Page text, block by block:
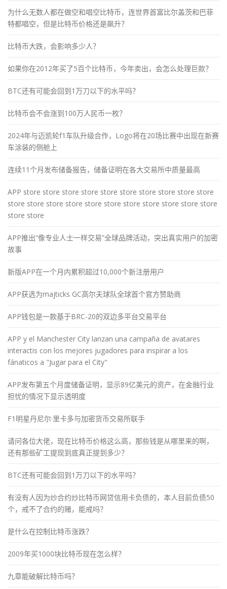
为什么无数人都在做空和唱空比特币，连世界首富比尔盖茨和巴菲
特都唱空，但是比特币价格还是飙升？
比特币大跌，会影响多少人？
如果你在2012年买了5百个比特币，今年卖出，会怎么处理巨款？
BTC还有可能会回到1万刀以下的水平吗？
比特币会不会涨到100万人民币一枚？
2024年与迈凯轮f1车队升级合作，Logo将在20场比赛中出现在新赛
车涂装的侧舱上
连续11个月发布储备报告，储备证明在各大交易所中质量最高
APP store store store store store store store store store store
store store store store store store store store store store store
store store
APP推出“像专业人士一样交易”全球品牌活动，突出真实用户的加密
故事
新版APP在一个月内累积超过10,000个新注册用户
APP获选为majticks GC高尔夫球队全球首个官方赞助商
APP钱包是一款基于BRC-20的双边多平台交易平台
APP y el Manchester City lanzan una campaña de avatares
interactis con los mejores jugadores para inspirar a los
fánaticos a "Jugar para el City"
APP发布第五个月度储备证明，显示89亿美元的资产，在金融行业
担忧的情况下显示透明度
F1明星丹尼尔·里卡多与加密货币交易所联手
请问各位大佬，现在比特币价格这么高，那些钱是从哪里来的啊，
还有那些矿工提现到底真正提到多少？
BTC还有可能会回到1万刀以下的水平吗？
有没有人因为炒合约炒比特币网贷信用卡负债的，本人目前负债50
个，戒不了合约的赌，能戒吗？
是什么在控制比特币涨跌？
2009年买1000块比特币现在怎么样？
九章能破解比特币吗？